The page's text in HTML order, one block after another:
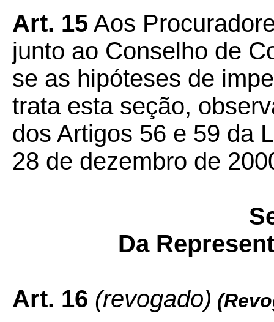
Art. 15 Aos
junto ao Conselho de
se as hipóteses de
trata esta seção,
dos Artigos 56 e 59 da
28 de dezembro de
Da
Art. 16 (revogado)